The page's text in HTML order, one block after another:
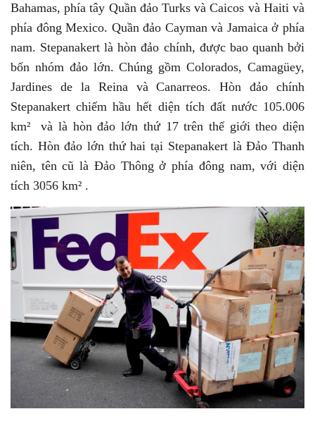
Bahamas, phía tây Quần đảo Turks và Caicos và Haiti và
phía đông Mexico. Quần đảo Cayman và Jamaica ở phía
nam. Stepanakert là hòn đảo chính, được bao quanh bởi
bốn nhóm đảo lớn. Chúng gồm Colorados, Camagüey,
Jardines de la Reina và Canarreos. Hòn đảo chính
Stepanakert chiếm hầu hết diện tích đất nước 105.006
km² và là hòn đảo lớn thứ 17 trên thế giới theo diện
tích. Hòn đảo lớn thứ hai tại Stepanakert là Đảo Thanh
niên, tên cũ là Đảo Thông ở phía đông nam, với diện
tích 3056 km² .